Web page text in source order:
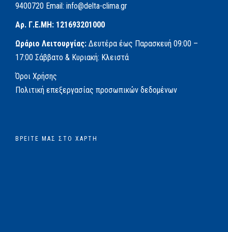
9400720 Email: info@delta-clima.gr
Αρ. Γ.Ε.ΜΗ: 121693201000
Ωράριο Λειτουργίας: Δευτέρα έως Παρασκευή 09:00 –
17:00 Σάββατο & Κυριακή: Κλειστά
Όροι Χρήσης
Πολιτική επεξεργασίας προσωπικών δεδομένων
ΒΡΕΊΤΕ ΜΑΣ ΣΤΟ ΧΆΡΤΗ